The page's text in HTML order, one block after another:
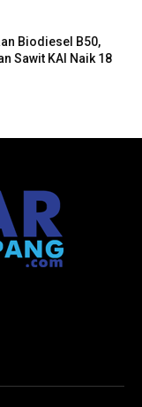
Biodiesel B50,
Sawit KAI Naik 18